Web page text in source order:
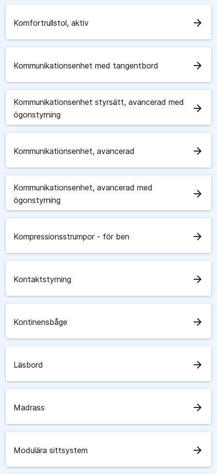
Komfortrullstol, aktiv arrow_forward
Kommunikationsenhet med tangentbord arrow_forward
Kommunikationsenhet styrsätt, avancerad med
ögonstyrning
arrow_forward
Kommunikationsenhet, avancerad arrow_forward
Kommunikationsenhet, avancerad med
ögonstyrning
arrow_forward
Kompressionsstrumpor - för ben arrow_forward
Kontaktstyrning arrow_forward
Kontinensbåge arrow_forward
Läsbord arrow_forward
Madrass arrow_forward
Modulära sittsystem arrow_forward